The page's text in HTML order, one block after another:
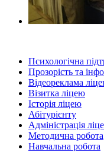
Психологічна
Прозорість та
Відеореклама
Візитка ліцею
Історія ліцею
Абітурієнту
Адміністрація
Методична робота
Навчальна робота